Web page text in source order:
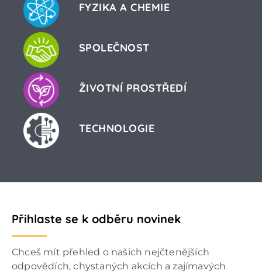
FYZIKA A CHEMIE
SPOLEČNOST
ŽIVOTNÍ PROSTŘEDÍ
TECHNOLOGIE
Přihlaste se k odběru novinek
Chceš mít přehled o našich nejčtenějších
odpovědích, chystaných akcích a zajímavých